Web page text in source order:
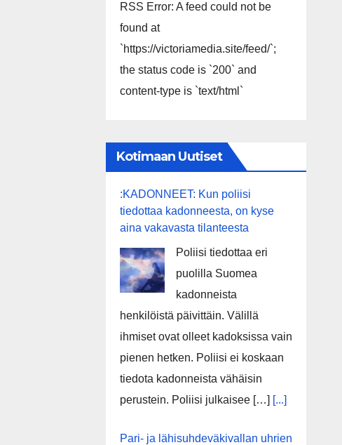
RSS Error: A feed could not be
found at
`https://victoriamedia.site/feed/`;
the status code is `200` and
content-type is `text/html`
Kotimaan Uutiset
:KADONNEET: Kun poliisi
tiedottaa kadonneesta, on kyse
aina vakavasta tilanteesta
Poliisi tiedottaa eri
puolilla Suomea
kadonneista
henkilöistä päivittäin. Välillä
ihmiset ovat olleet kadoksissa vain
pienen hetken. Poliisi ei koskaan
tiedota kadonneista vähäisin
perustein. Poliisi julkaisee […] [...]
Pari- ja lähisuhdeväkivallan uhrien